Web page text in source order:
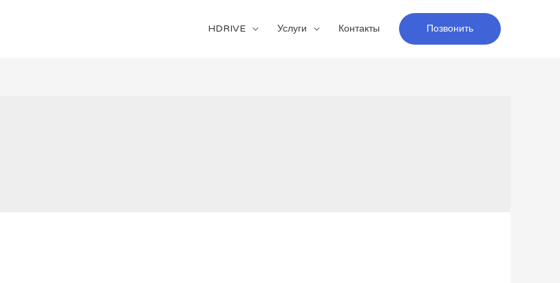
HDRIVE Услуги Контакты Позвонить